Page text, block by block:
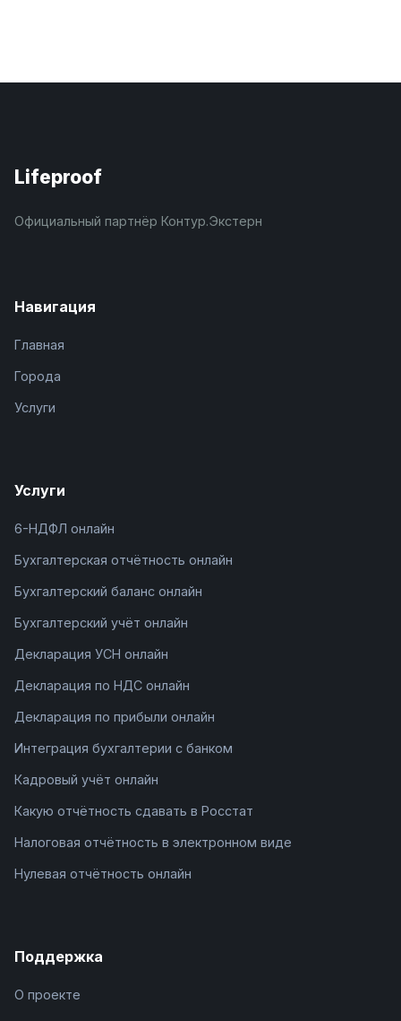
Lifeproof
Официальный партнёр Контур.Экстерн
Навигация
Главная
Города
Услуги
Услуги
6-НДФЛ онлайн
Бухгалтерская отчётность онлайн
Бухгалтерский баланс онлайн
Бухгалтерский учёт онлайн
Декларация УСН онлайн
Декларация по НДС онлайн
Декларация по прибыли онлайн
Интеграция бухгалтерии с банком
Кадровый учёт онлайн
Какую отчётность сдавать в Росстат
Налоговая отчётность в электронном виде
Нулевая отчётность онлайн
Поддержка
О проекте